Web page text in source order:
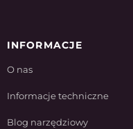
INFORMACJE
O nas
Informacje techniczne
Blog narzędziowy